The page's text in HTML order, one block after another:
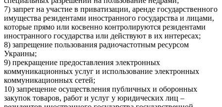
7) запрет на участие в приватизации, аренде государственного
имущества резидентами иностранного государства и лицами,
которые прямо или косвенно контролируются резидентами
иностранного государства или действуют в их интересах;
8) запрещение пользования радиочастотным ресурсом
Украины;
9) прекращение предоставления электронных
коммуникационных услуг и использование электронных
коммуникационных сетей;
10) запрещение осуществления публичных и оборонных
закупок товаров, работ и услуг у юридических лиц –